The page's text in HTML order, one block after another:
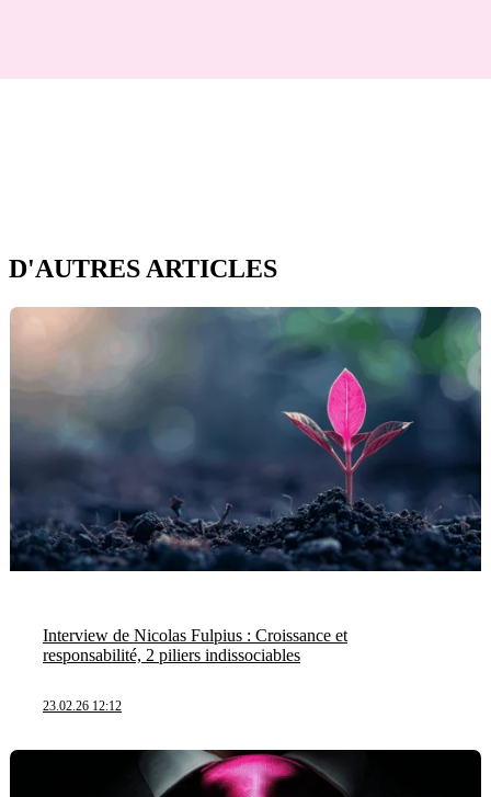
D'AUTRES ARTICLES
Interview de Nicolas Fulpius : Croissance et
responsabilité, 2 piliers indissociables
23.02.26 12:12